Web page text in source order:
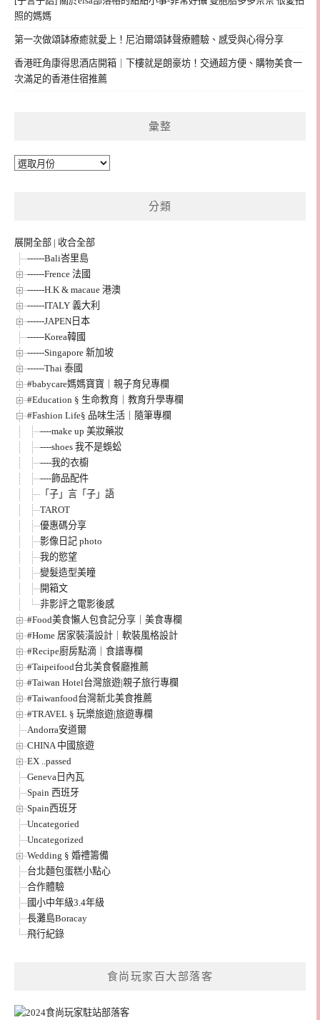
照的媽媽
第一次做頌缽療癒就愛上！尼泊爾頌缽聲療體驗、感受與心得分享
香港旺角康得思酒店開箱｜下樓就是朗豪坊！交通超方便、購物美食一
次滿足的香港住宿推薦
彙整
彙
分類
展開全部 | 收合全部
------Bali峇里島
------Frence 法國
------H.K & macaue 港澳
------ITALY 義大利
------JAPEN日本
------Korea韓國
------Singapore 新加坡
------Thai 泰國
#babycare媽媽寶寶｜親子育兒專欄
#Education § 生命教育｜教育升學專欄
#Fashion Life§ 品味生活｜隨筆專欄
----make up 美妝藥妝
----shoes 我不是蜈蚣
----我的衣櫥
----飾品配件
「子」言「子」語
TAROT
優惠碼分享
影像日記 photo
我的慾望
變髮造型美瞳
開箱文
非影評之電影後感
#Food美食懶人包食記分享｜美食專欄
#Home 居家裝潢設計｜軟裝風格設計
#Recipe廚房點滴｜食譜專欄
#Taipeifood台北美食餐廳推薦
#Taiwan Hotel台灣旅遊|親子旅行專欄
#Taiwanfood台灣新北美食推薦
#TRAVEL § 玩樂旅遊|旅遊專欄
Andorra安道爾
CHINA 中國旅遊
EX ..passed
Geneva日內瓦
Spain 西班牙
Spain西班牙
Uncategoried
Uncategorized
Wedding § 婚禮籌備
台北麵包蛋糕小點心
合作體驗
國小中年級3.4年級
長灘島Boracay
飛行紀錄
食尚玩家百大部落客